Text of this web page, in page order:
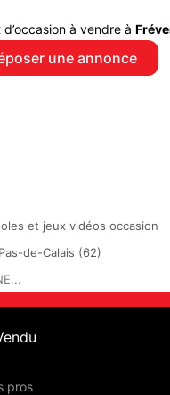
d’occasion à vendre à
une annonce
et jeux vidéos occasion
Pas-de-Calais (62)
pros